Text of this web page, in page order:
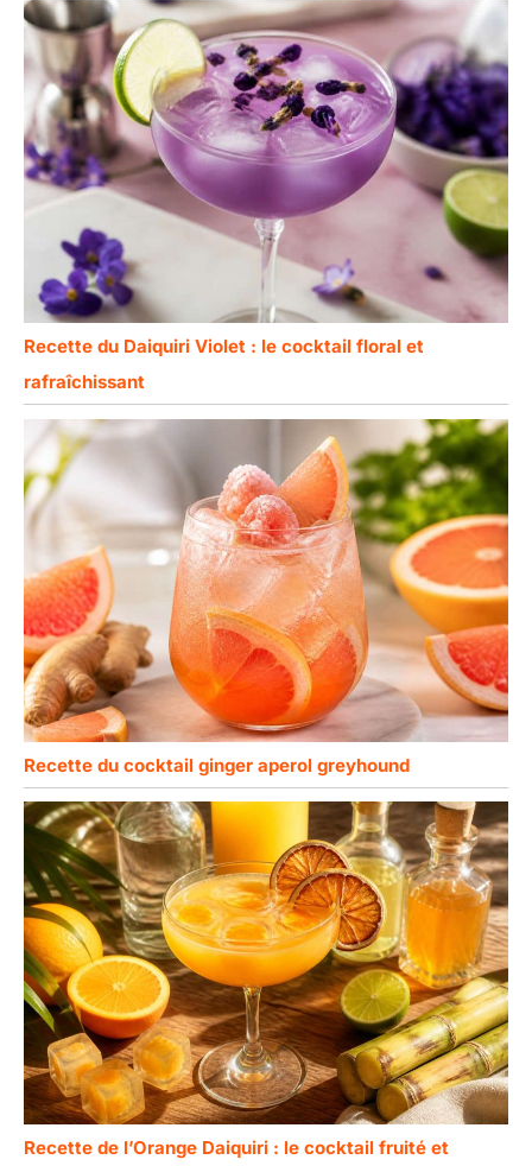
Recette du Daiquiri Violet : le cocktail floral et
rafraîchissant
Recette du cocktail ginger aperol greyhound
Recette de l’Orange Daiquiri : le cocktail fruité et